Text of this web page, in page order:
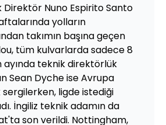
Direktör Nuno Espirito Santo
yolların
takımın başına geçen
tüm kulvarlarda sadece 8
ayında teknik direktörlük
Sean Dyche ise Avrupa
sergilerken, ligde istediği
İngiliz teknik adamın da
son verildi. Nottingham,